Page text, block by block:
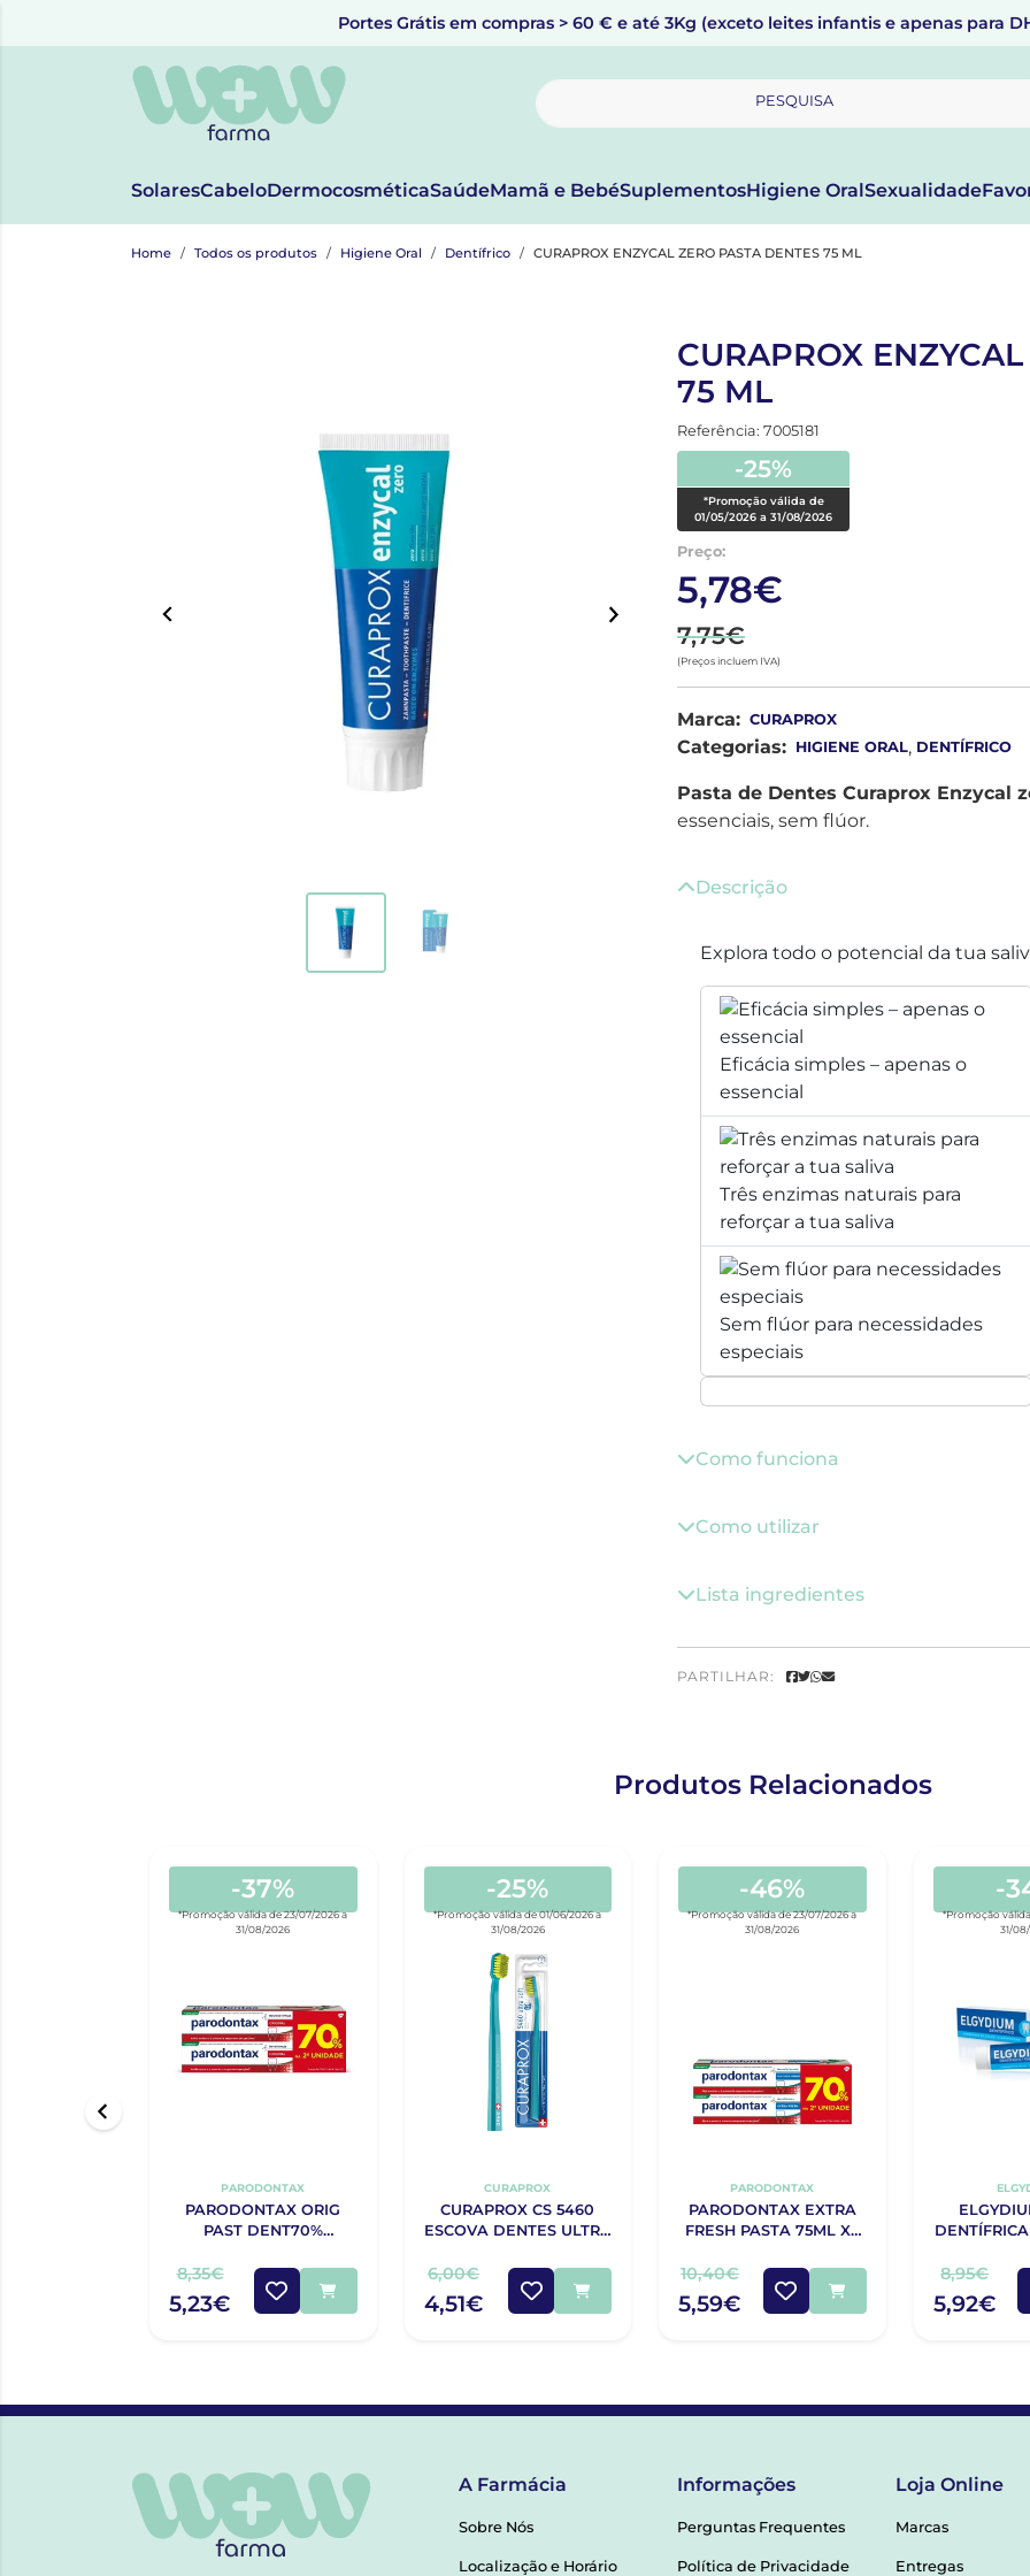
Portes Grátis em compras > 60 € e até 3Kg (exceto leites infantis e apenas para
PESQUISA
SolaresCabeloDermocosméticaSaúdeMamã e BebéSuplementosHigiene OralSexualidade
Home Todos os produtos Higiene Oral Dentífrico CURAPROX ENZYCAL ZERO PASTA DENTES 75 ML
CURAPROX
75 ML
Referência: 7005181
-25%
*Promoção válida de
01/05/2026 a 31/08/2026
Preço:
5,78€
7,75€
(Preços incluem IVA)
Marca: CURAPROX
Categorias: HIGIENE ORAL, DENTÍFRICO
Pasta de Dentes Curaprox Enzycal
essenciais, sem flúor.
Descrição
Explora todo o potencial da tua
Eficácia simples – apenas o
essencial
Três enzimas naturais para
reforçar a tua saliva
Sem flúor para necessidades
especiais
Como funciona
Como utilizar
Lista ingredientes
PARTILHAR:
Produtos Relacionados
-37%
*Promoção válida de 23/07/2026 a
31/08/2026
PARODONTAX
PARODONTAX ORIG
PAST DENT70%
8,35€
5,23€
-25%
*Promoção válida de 01/06/2026 a
31/08/2026
CURAPROX
CURAPROX CS 5460
ESCOVA DENTES ULTRA
6,00€
4,51€
-46%
*Promoção válida de 23/07/2026 a
31/08/2026
PARODONTAX
PARODONTAX EXTRA
FRESH PASTA 75ML X2
10,40€
5,59€
-
*Promoção
31/
8,95€
5,92€
A Farmácia
Sobre Nós
Localização e Horário
Informações
Perguntas Frequentes
Política de Privacidade
Loja Online
Marcas
Entregas